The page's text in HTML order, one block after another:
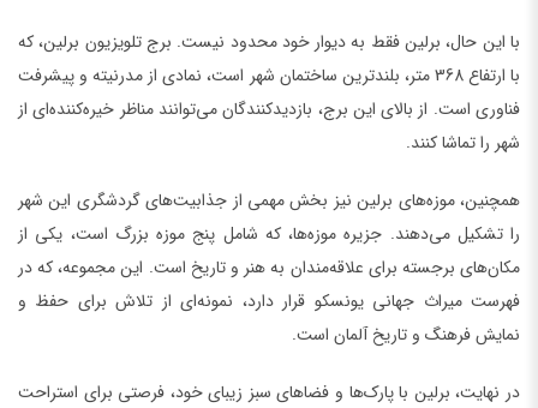
با این حال، برلین فقط به دیوار خود محدود نیست. برج تلویزیون برلین، که
با ارتفاع 368 متر، بلندترین ساختمان شهر است، نمادی از مدرنیته و پیشرفت
فناوری است. از بالای این برج، بازدیدکنندگان می‌توانند مناظر خیره‌کننده‌ای از
شهر را تماشا کنند.
همچنین، موزه‌های برلین نیز بخش مهمی از جذابیت‌های گردشگری این شهر
را تشکیل می‌دهند. جزیره موزه‌ها، که شامل پنج موزه بزرگ است، یکی از
مکان‌های برجسته برای علاقه‌مندان به هنر و تاریخ است. این مجموعه، که در
فهرست میراث جهانی یونسکو قرار دارد، نمونه‌ای از تلاش برای حفظ و
نمایش فرهنگ و تاریخ آلمان است.
در نهایت، برلین با پارک‌ها و فضاهای سبز زیبای خود، فرصتی برای استراحت